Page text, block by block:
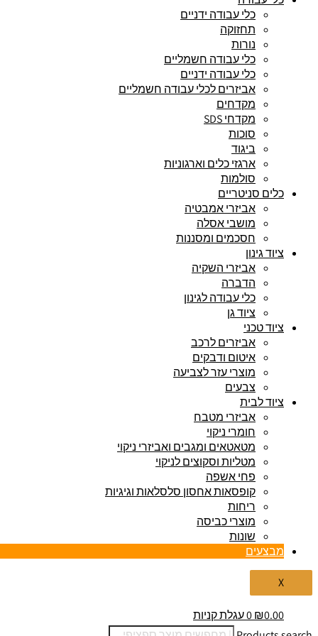
כלי עבודה ידניים
תחזוקה
נורות
כלי עבודה חשמליים
כלי עבודה ידניים
אביזרים לכלי עבודה חשמליים
מקדחים
מקדחי SDS
סוכות
ביגוד
ארגזי כלים וארגוניות
סולמות
כלים סניטריים
אביזרי אמבטיה
מושבי אסלה
חסכמים ומסננות
ציוד גינון
אביזרי השקיה
הדברה
כלי עבודה לגינון
ציוד גן
ציוד טכני
אביזרים לרכב
איטום ודבקים
מוצרי עזר לצביעה
צבעים
ציוד לבית
אביזרי מטבח
חומרי ניקוי
מטאטאים ומגבים ואביזרי ניקוי
מטליות וסקוצים לניקוי
פחי אשפה
קופסאות אחסון סלסלאות וגיגיות
ריחות
מוצרי כביסה
שונות
מבצעים
X
₪0.00
0עגלת קניות